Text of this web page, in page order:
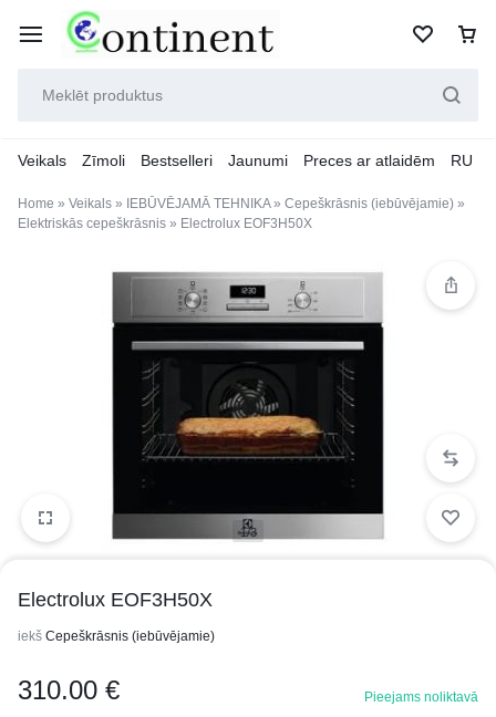
Veikals Zīmoli Bestselleri Jaunumi Preces ar atlaidēm RU
Home » Veikals » IEBŪVĒJAMĀ TEHNIKA» Cepeškrāsnis (iebūvējamie) »
Elektriskās cepeškrāsnis » Electrolux EOF3H50X
1/3
Electrolux EOF3H50X
iekš Cepeškrāsnis (iebūvējamie)
310.00 € Pieejams noliktavā